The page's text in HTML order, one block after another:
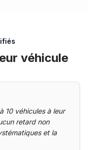
véhicule
10 véhicules à leur
retard non
et la